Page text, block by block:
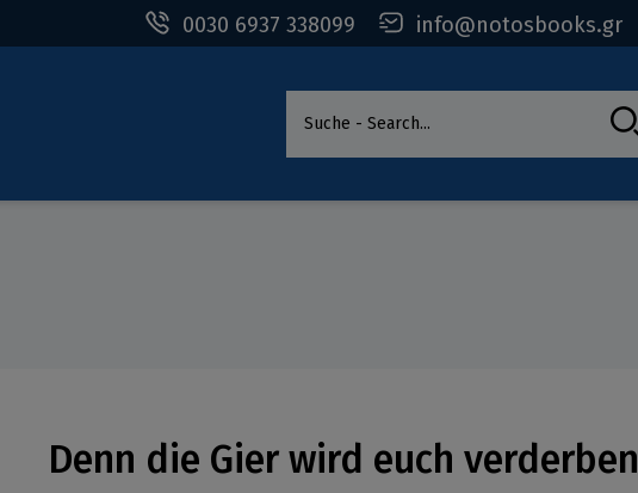
0030 6937 338099 info@notosbooks.gr
Denn die Gier wird euch verderben